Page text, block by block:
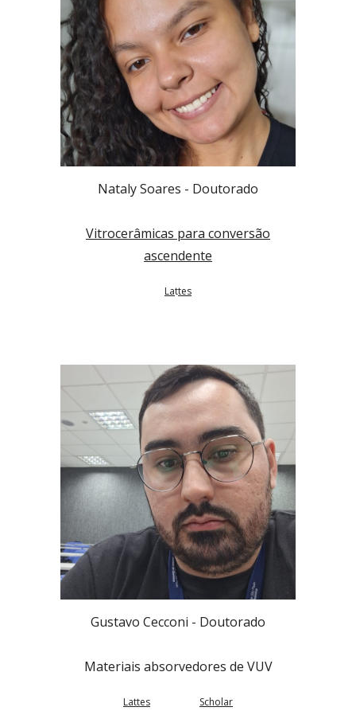
Nataly Soares - Doutorado
Vitrocerâmicas para conversão
ascendente
Lattes
Gustavo Cecconi - Doutorado
Materiais absorvedores de VUV
Lattes Scholar